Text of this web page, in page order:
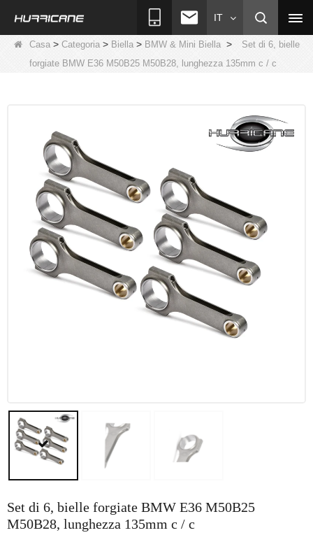
IT
Casa> Categoria> Biella> BMW & Mini Biella>
Set di 6, bielle
forgiate BMW E36 M50B25 M50B28, lunghezza 135mm c / c
Set di 6, bielle forgiate BMW E36 M50B25
M50B28, lunghezza 135mm c / c